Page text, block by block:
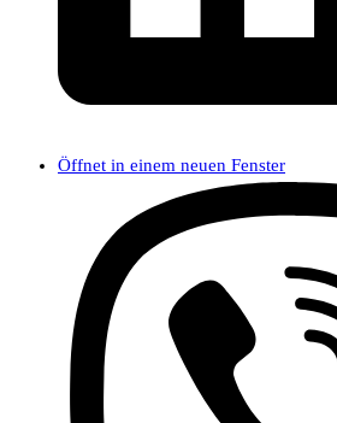
Öffnet in einem neuen Fenster